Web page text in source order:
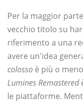
Per la maggior
vecchio titolo su
riferimento a una
avere un'idea
colosso è più o
Lumines Remastered
le piattaforme.